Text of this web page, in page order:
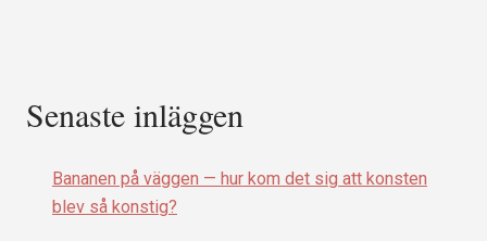
Senaste inläggen
Bananen på väggen — hur kom det sig att konsten
blev så konstig?